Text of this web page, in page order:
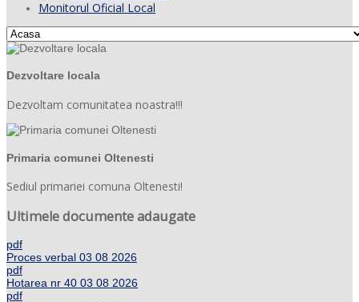
Monitorul Oficial Local
Dezvoltare locala
Dezvoltam comunitatea noastra!!!
Primaria comunei Oltenesti
Sediul primariei comuna Oltenesti!
Ultimele documente adaugate
pdf
Proces verbal 03 08 2026
pdf
Hotarea nr 40 03 08 2026
pdf